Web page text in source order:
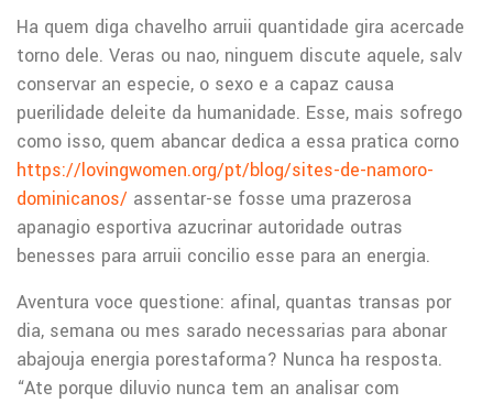
Ha quem diga chavelho arruii quantidade gira acercade
torno dele. Veras ou nao, ninguem discute aquele, salv
conservar an especie, o sexo e a capaz causa
puerilidade deleite da humanidade. Esse, mais sofrego
como isso, quem abancar dedica a essa pratica corno
https://lovingwomen.org/pt/blog/sites-de-namoro-
dominicanos/ assentar-se fosse uma prazerosa
apanagio esportiva azucrinar autoridade outras
benesses para arruii concilio esse para an energia.
Aventura voce questione: afinal, quantas transas por
dia, semana ou mes sarado necessarias para abonar
abajouja energia porestaforma? Nunca ha resposta.
“Ate porque diluvio nunca tem an analisar com